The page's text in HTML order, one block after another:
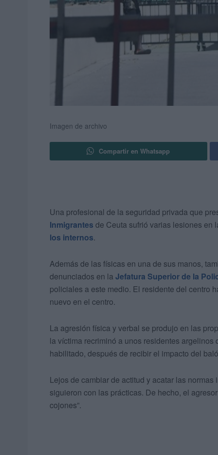
Imagen de archivo
Compartir en Whatsapp
Una profesional de la seguridad privada que
Inmigrantes de Ceuta sufrió varias lesiones en
los internos.
Además de las físicas en una de sus manos,
denunciados en la Jefatura Superior de la
policiales a este medio. El residente del centro
nuevo en el centro.
La agresión física y verbal se produjo en las
la víctima recriminó a unos residentes
habilitado, después de recibir el impacto del
Lejos de cambiar de actitud y acatar las
siguieron con las prácticas. De hecho, el
cojones”.